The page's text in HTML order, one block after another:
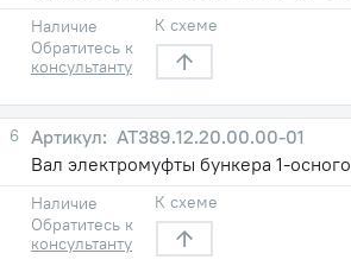
Наличие
Обратитесь к
консультанту
К схеме
6
АТ389.12.20.00.00-01
Вал электромуфты бункера 1-осного
Наличие
Обратитесь к
консультанту
К схеме